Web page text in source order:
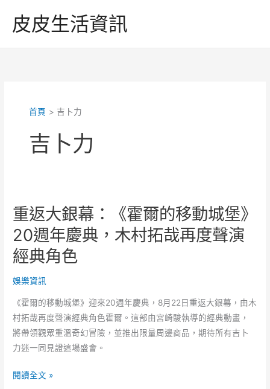
皮皮生活資訊
首頁 吉卜力
吉卜力
重返大銀幕：《霍爾的移動城堡》
20週年慶典，木村拓哉再度聲演
經典角色
娛樂資訊
《霍爾的移動城堡》迎來20週年慶典，8月22日重返大銀幕，由木
村拓哉再度聲演經典角色霍爾。這部由宮崎駿執導的經典動畫，
將帶領觀眾重溫奇幻冒險，並推出限量周邊商品，期待所有吉卜
力迷一同見證這場盛會。
重
閱讀全文 »